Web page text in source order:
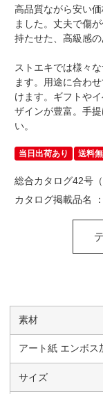
高品質ながら安い
ました。丈夫で傷
持たせた、高級感の
ストエキでは様々
ます。用途に合わ
けます。ギフトや
ザインが豊富。手
い。
当日出荷あり 送料
総合カタログ42号（
カタログ掲載品名
素材
アート紙 エンボス
サイズ